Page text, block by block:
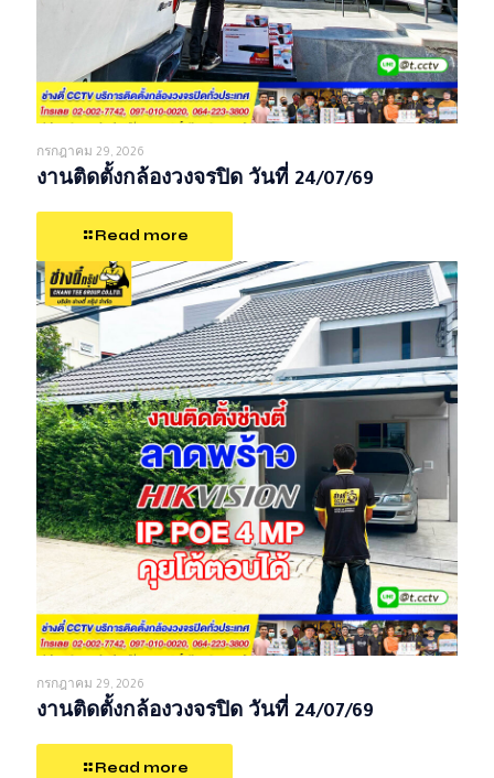
กรกฎาคม 29, 2026
งานติดตั้งกล้องวงจรปิด วันที่ 24/07/69
Read more
กรกฎาคม 29, 2026
งานติดตั้งกล้องวงจรปิด วันที่ 24/07/69
Read more